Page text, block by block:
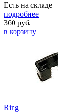
Есть на складе
подробнее
360 руб.
в корзину
Ring